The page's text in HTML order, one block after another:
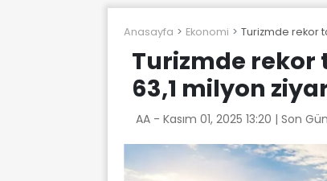
Anasayfa Ekonomi Turizmde rekor
Turizmde rekor
63,1 milyon
AA - Kasım 01, 2025 13:20 | Son